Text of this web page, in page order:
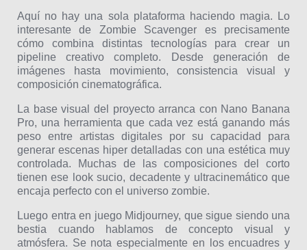
Aquí no hay una sola plataforma haciendo magia. Lo
interesante de Zombie Scavenger es precisamente
cómo combina distintas tecnologías para crear un
pipeline creativo completo. Desde generación de
imágenes hasta movimiento, consistencia visual y
composición cinematográfica.
La base visual del proyecto arranca con Nano Banana
Pro, una herramienta que cada vez está ganando más
peso entre artistas digitales por su capacidad para
generar escenas hiper detalladas con una estética muy
controlada. Muchas de las composiciones del corto
tienen ese look sucio, decadente y ultracinemático que
encaja perfecto con el universo zombie.
Luego entra en juego Midjourney, que sigue siendo una
bestia cuando hablamos de concepto visual y
atmósfera. Se nota especialmente en los encuadres y